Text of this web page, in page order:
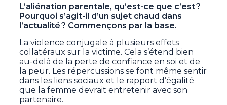
L’aliénation parentale, qu’est-ce que c’est ?
Pourquoi s’agit-il d’un sujet chaud dans
l’actualité ? Commençons par la base.
La violence conjugale à plusieurs effets
collatéraux sur la victime. Cela s’étend bien
au-delà de la perte de confiance en soi et de
la peur. Les répercussions se font même sentir
dans les liens sociaux et le rapport d’égalité
que la femme devrait entretenir avec son
partenaire.